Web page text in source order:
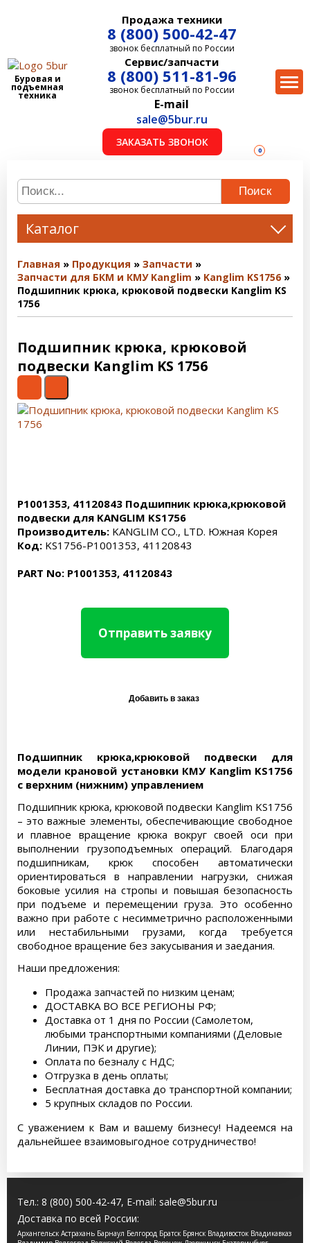
Буровая и
подъемная
техника
Продажа техники
8 (800) 500-42-47
звонок бесплатный по России
Сервис/запчасти
8 (800) 511-81-96
звонок бесплатный по России
E-mail
sale@5bur.ru
ЗАКАЗАТЬ ЗВОНОК
0
Поиск
Каталог
Главная Продукция
Запчасти
Запчасти для БКМ и КМУ Kanglim
Kanglim KS1756
Подшипник крюка, крюковой подвески Kanglim KS
1756
Подшипник крюка, крюковой
подвески Kanglim KS 1756
P1001353, 41120843 Подшипник крюка,крюковой
подвески для KANGLIM KS1756
Производитель: KANGLIM CO., LTD. Южная Корея
Код: KS1756-P1001353, 41120843
PART No: P1001353, 41120843
Отправить заявку
Подшипник крюка,крюковой подвески для
модели крановой установки КМУ Kanglim KS1756
с верхним (нижним) управлением
Подшипник крюка, крюковой подвески Kanglim KS1756
– это важные элементы, обеспечивающие свободное
и плавное вращение крюка вокруг своей оси при
выполнении грузоподъемных операций. Благодаря
подшипникам, крюк способен автоматически
ориентироваться в направлении нагрузки, снижая
боковые усилия на стропы и повышая безопасность
при подъеме и перемещении груза. Это особенно
важно при работе с несимметрично расположенными
или нестабильными грузами, когда требуется
свободное вращение без закусывания и заедания.
Наши предложения:
Продажа запчастей по низким ценам;
ДОСТАВКА ВО ВСЕ РЕГИОНЫ РФ;
Доставка от 1 дня по России (Самолетом,
любыми транспортными компаниями (Деловые
Линии, ПЭК и другие);
Оплата по безналу с НДС;
Отгрузка в день оплаты;
Бесплатная доставка до транспортной компании;
5 крупных складов по России.
С уважением к Вам и вашему бизнесу! Надеемся на
дальнейшее взаимовыгодное сотрудничество!
Тел.: 8 (800) 500-42-47, E-mail: sale@5bur.ru
Доставка по всей России:
Архангельск Астрахань Барнаул Белгород Братск Брянск Владивосток Владикавказ